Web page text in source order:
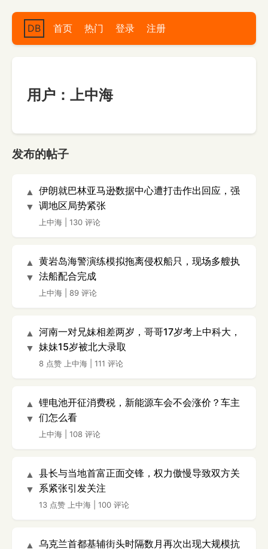
DB 首页 热门 登录 注册
用户：上中海
发布的帖子
▲
▼
伊朗就巴林亚马逊数据中心遭打击作出回应，强
调地区局势紧张
上中海 130 评论
▲
▼
黄岩岛海警演练模拟拖离侵权船只，现场多艘执
法船配合完成
上中海 89 评论
▲
▼
河南一对兄妹相差两岁，哥哥17岁考上中科大，
妹妹15岁被北大录取
8 点赞 上中海 111 评论
▲
▼
锂电池开征消费税，新能源车会不会涨价？车主
们怎么看
上中海 108 评论
▲
▼
县长与当地首富正面交锋，权力傲慢导致双方关
系紧张引发关注
13 点赞 上中海 100 评论
▲
乌克兰首都基辅街头时隔数月再次出现大规模抗